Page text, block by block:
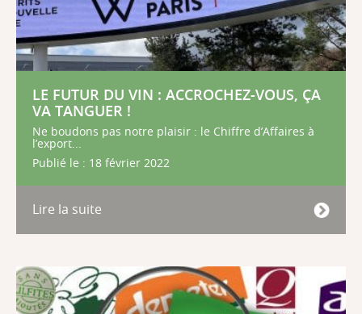
LE FUTUR DU VIN : ACCROCHEZ-VOUS, ÇA
VA TANGUER !
Ne boudons pas notre plaisir : le Chiffre d’Affaires à
l’export...
Publié le : 18 février 2022
Lire la suite